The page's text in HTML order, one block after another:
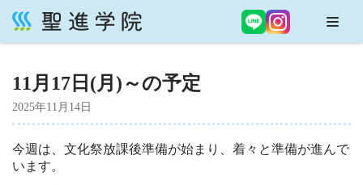
コ
テ
ン
ツ
へ
ス
11月17日(月)～の予定
2025年11月14日
今週は、文化祭放課後準備が始まり、着々と準備が進んで
います。